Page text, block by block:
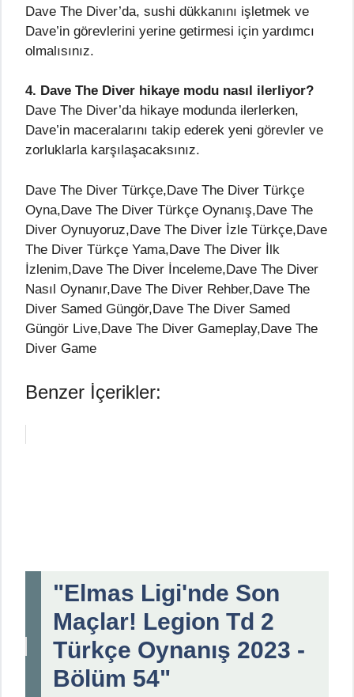
Dave The Diver’da, sushi dükkanını işletmek ve
Dave’in görevlerini yerine getirmesi için yardımcı
olmalısınız.
4. Dave The Diver hikaye modu nasıl ilerliyor?
Dave The Diver’da hikaye modunda ilerlerken,
Dave’in maceralarını takip ederek yeni görevler ve
zorluklarla karşılaşacaksınız.
Dave The Diver Türkçe,Dave The Diver Türkçe
Oyna,Dave The Diver Türkçe Oynanış,Dave The
Diver Oynuyoruz,Dave The Diver İzle Türkçe,Dave
The Diver Türkçe Yama,Dave The Diver İlk
İzlenim,Dave The Diver İnceleme,Dave The Diver
Nasıl Oynanır,Dave The Diver Rehber,Dave The
Diver Samed Güngör,Dave The Diver Samed
Güngör Live,Dave The Diver Gameplay,Dave The
Diver Game
Benzer İçerikler:
"Elmas Ligi'nde Son
Maçlar! Legion Td 2
Türkçe Oynanış 2023 -
Bölüm 54"